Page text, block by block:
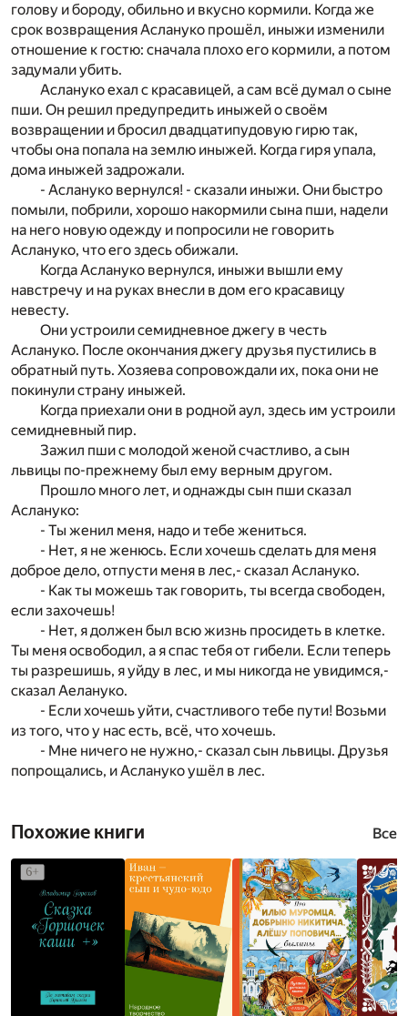
голову и бороду, обильно и вкусно кормили. Когда же
срок возвращения Аслануко прошёл, иныжи изменили
отношение к гостю: сначала плохо его кормили, а потом
задумали убить.
Аслануко ехал с красавицей, а сам всё думал о сыне
пши. Он решил предупредить иныжей о своём
возвращении и бросил двадцатипудовую гирю так,
чтобы она попала на землю иныжей. Когда гиря упала,
дома иныжей задрожали.
- Аслануко вернулся! - сказали иныжи. Они быстро
помыли, побрили, хорошо накормили сына пши, надели
на него новую одежду и попросили не говорить
Аслануко, что его здесь обижали.
Когда Аслануко вернулся, иныжи вышли ему
навстречу и на руках внесли в дом его красавицу
невесту.
Они устроили семидневное джегу в честь
Аслануко. После окончания джегу друзья пустились в
обратный путь. Хозяева сопровождали их, пока они не
покинули страну иныжей.
Когда приехали они в родной аул, здесь им устроили
семидневный пир.
Зажил пши с молодой женой счастливо, а сын
львицы по-прежнему был ему верным другом.
Прошло много лет, и однажды сын пши сказал
Аслануко:
- Ты женил меня, надо и тебе жениться.
- Нет, я не женюсь. Если хочешь сделать для меня
доброе дело, отпусти меня в лес,- сказал Аслануко.
- Как ты можешь так говорить, ты всегда свободен,
если захочешь!
- Нет, я должен был всю жизнь просидеть в клетке.
Ты меня освободил, а я спас тебя от гибели. Если теперь
ты разрешишь, я уйду в лес, и мы никогда не увидимся,-
сказал Аелануко.
- Если хочешь уйти, счастливого тебе пути! Возьми
из того, что у нас есть, всё, что хочешь.
- Мне ничего не нужно,- сказал сын львицы. Друзья
попрощались, и Аслануко ушёл в лес.
Похожие книги Все